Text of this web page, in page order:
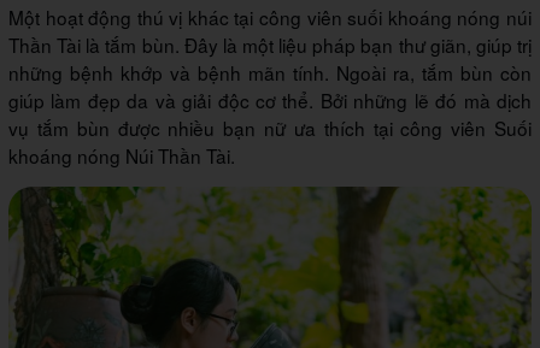
Một hoạt động thú vị khác tại công viên suối khoáng nóng núi
Thần Tài là tắm bùn. Đây là một liệu pháp bạn thư giãn, giúp trị
những bệnh khớp và bệnh mãn tính. Ngoài ra, tắm bùn còn
giúp làm đẹp da và giải độc cơ thể. Bởi những lẽ đó mà dịch
vụ tắm bùn được nhiều bạn nữ ưa thích tại công viên Suối
khoáng nóng Núi Thần Tài.